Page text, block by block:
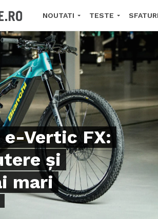
NOUTATI TESTE
CE ESTE O BICICLETĂ
Vertic FX:
și
mari